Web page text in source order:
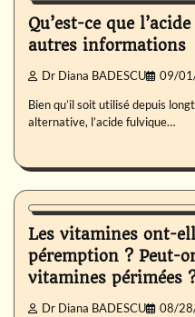
Qu’est-ce que
autres informations
Dr Diana BADESCU 09/
Bien qu’il soit utilisé depuis
alternative, l’acide fulvique…
Nutrition
Les vitamines ont-
péremption ? Peut-
vitamines périmées
Dr Diana BADESCU 08/